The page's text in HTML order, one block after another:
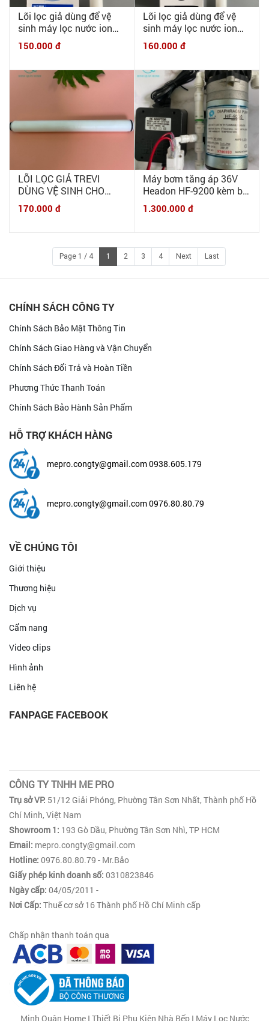
Lõi lọc giả dùng để vệ
sinh máy lọc nước ion
kiềm Panasonic 6000L
150.000 đ
Lõi lọc giả dùng để vệ
sinh máy lọc nước ion
kiềm Panasonic 12000L
160.000 đ
LÕI LỌC GIẢ TREVI
DÙNG VỆ SINH CHO
MÁY ĐIỆN GIẢI ION
KIỀM TREVI FW
170.000 đ
Máy bơm tăng áp 36V
Headon HF-9200 kèm bộ
nguồn 36V-3A, van áp
cao tự ngắt
1.300.000 đ
Page 1 / 4 1 2 3 4 Next Last
CHÍNH SÁCH CÔNG TY
Chính Sách Bảo Mật Thông Tin
Chính Sách Giao Hàng và Vận Chuyển
Chính Sách Đổi Trả và Hoàn Tiền
Phương Thức Thanh Toán
Chính Sách Bảo Hành Sản Phẩm
HỖ TRỢ KHÁCH HÀNG
mepro.congty@gmail.com0938.605.179
mepro.congty@gmail.com0976.80.80.79
VỀ CHÚNG TÔI
Giới thiệu
Thương hiệu
Dịch vụ
Cẩm nang
Video clips
Hình ảnh
Liên hệ
FANPAGE FACEBOOK
CÔNG TY TNHH ME PRO
Trụ sở VP: 51/12 Giải Phóng, Phường Tân Sơn Nhất, Thành phố Hồ
Chí Minh, Việt Nam
Showroom 1: 193 Gò Dầu, Phường Tân Sơn Nhì, TP HCM
Email: mepro.congty@gmail.com
Hotline: 0976.80.80.79 - Mr.Bảo
Giấy phép kinh doanh số: 0310823846
Ngày cấp: 04/05/2011 -
Nơi Cấp: Thuế cơ sở 16 Thành phố Hồ Chí Minh cấp
Chấp nhận thanh toán qua
Minh Quân Home I Thiết Bị Phụ Kiện Nhà Bếp I Máy Lọc Nước